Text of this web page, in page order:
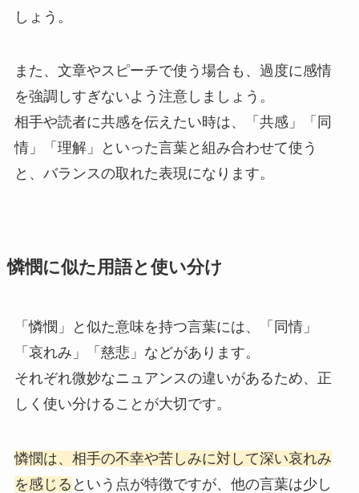
しょう。
また、文章やスピーチで使う場合も、過度に感情
を強調しすぎないよう注意しましょう。
相手や読者に共感を伝えたい時は、「共感」「同
情」「理解」といった言葉と組み合わせて使う
と、バランスの取れた表現になります。
憐憫に似た用語と使い分け
「憐憫」と似た意味を持つ言葉には、「同情」
「哀れみ」「慈悲」などがあります。
それぞれ微妙なニュアンスの違いがあるため、正
しく使い分けることが大切です。
憐憫は、相手の不幸や苦しみに対して深い哀れみ
を感じる という点が特徴ですが、他の言葉は少し